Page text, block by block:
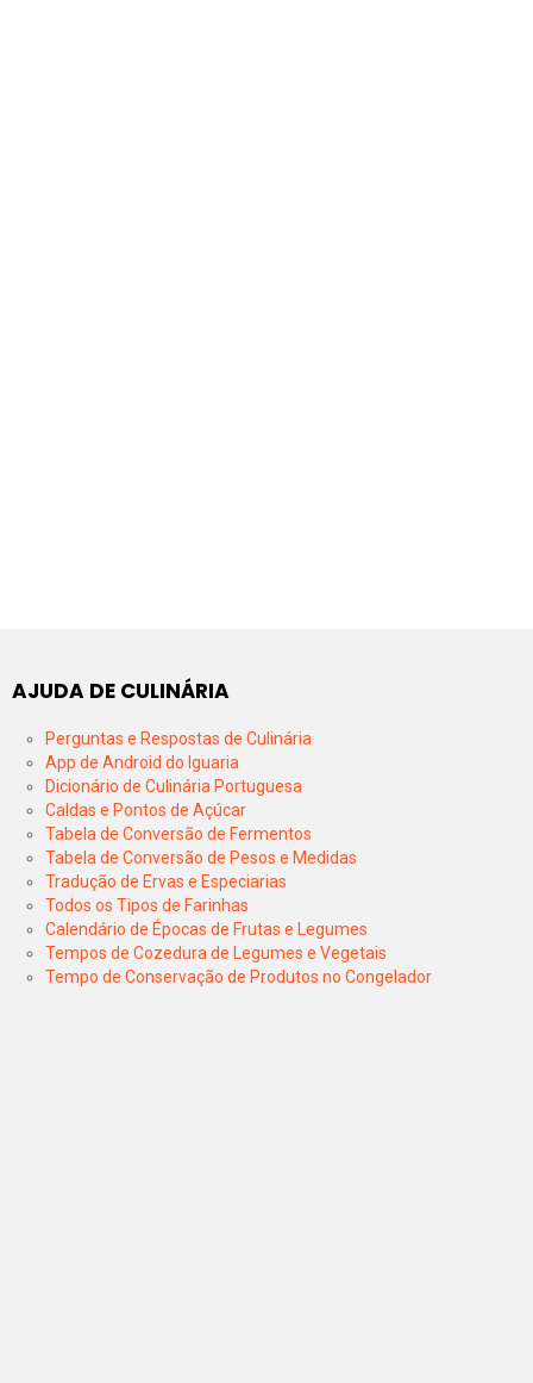
AJUDA DE CULINÁRIA
Perguntas e Respostas de Culinária
App de Android do Iguaria
Dicionário de Culinária Portuguesa
Caldas e Pontos de Açúcar
Tabela de Conversão de Fermentos
Tabela de Conversão de Pesos e Medidas
Tradução de Ervas e Especiarias
Todos os Tipos de Farinhas
Calendário de Épocas de Frutas e Legumes
Tempos de Cozedura de Legumes e Vegetais
Tempo de Conservação de Produtos no Congelador